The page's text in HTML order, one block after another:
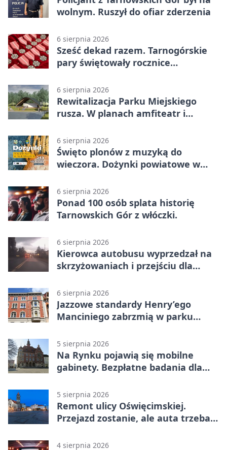
wolnym. Ruszył do ofiar zderzenia
6 sierpnia 2026
Sześć dekad razem. Tarnogórskie
pary świętowały rocznice
6 sierpnia 2026
Rewitalizacja Parku Miejskiego
rusza. W planach amfiteatr i
6 sierpnia 2026
Święto plonów z muzyką do
wieczora. Dożynki powiatowe w
6 sierpnia 2026
Ponad 100 osób splata historię
Tarnowskich Gór z włóczki.
6 sierpnia 2026
Kierowca autobusu wyprzedzał na
skrzyżowaniach i przejściu dla
6 sierpnia 2026
Jazzowe standardy Henry’ego
Manciniego zabrzmią w parku
5 sierpnia 2026
Na Rynku pojawią się mobilne
gabinety. Bezpłatne badania dla
5 sierpnia 2026
Remont ulicy Oświęcimskiej.
Przejazd zostanie, ale auta trzeba
4 sierpnia 2026